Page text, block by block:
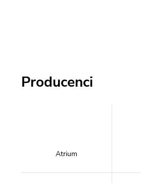
Producenci
Atrium